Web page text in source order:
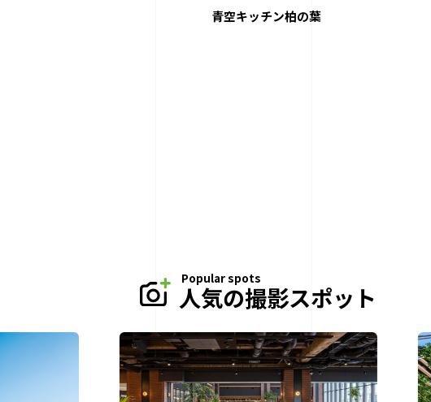
青空キッチン柏の葉
Popular spots
人気の撮影スポット